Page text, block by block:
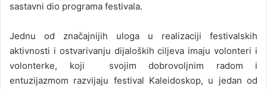
sastavni dio programa festivala.
Jednu od značajnijih uloga u realizaciji festivalskih
aktivnosti i ostvarivanju dijaloških ciljeva imaju volonteri i
volonterke, koji svojim dobrovoljnim radom i
entuzijazmom razvijaju festival Kaleidoskop, u jedan od